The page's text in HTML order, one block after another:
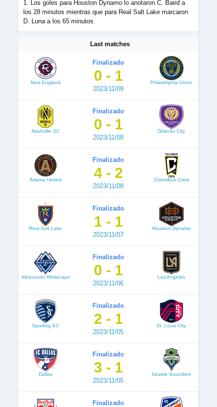
1. Los goles para Houston Dynamo lo anotaron C. Baird a
los 28 minutos mientras que para Real Salt Lake marcaron
D. Luna a los 65 minutos.
Last matches
New England
Finalizado
0 - 1
2023/11/09
Philadelphia Union
Nashville SC
Finalizado
0 - 1
2023/11/08
Orlando City
Atlanta United
Finalizado
4 - 2
2023/11/08
Columbus Crew
Real Salt Lake
Finalizado
1 - 1
2023/11/07
Houston Dynamo
Vancouver Whitecaps
Finalizado
0 - 1
2023/11/06
Los Angeles
Sporting KC
Finalizado
2 - 1
2023/11/05
St. Louis City
Dallas
Finalizado
3 - 1
2023/11/05
Seattle Sounders
Finalizado